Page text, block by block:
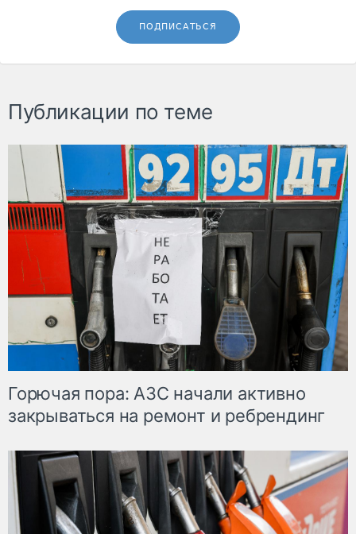
ПОДПИСАТЬСЯ
Публикации по теме
Горючая пора: АЗС начали активно
закрываться на ремонт и ребрендинг